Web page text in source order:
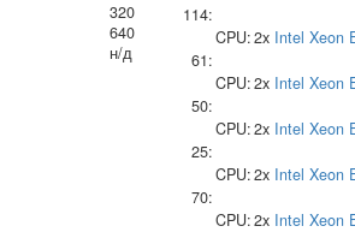
320
640
н/д
114:
CPU:2x Intel Xeon
61:
CPU:2x Intel Xeon
50:
CPU:2x Intel Xeon
25:
CPU:2x Intel Xeon
70:
CPU:2x Intel Xeon